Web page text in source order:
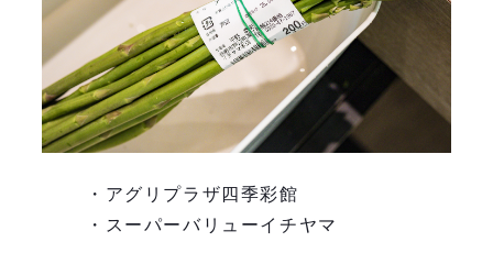
・アグリプラザ四季彩館
・スーパーバリューイチヤマ